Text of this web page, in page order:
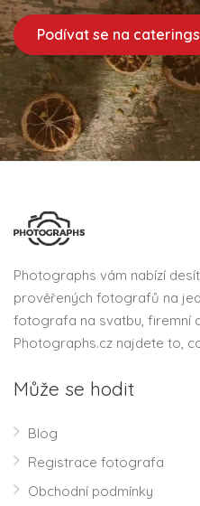
Podívat se na
Photographs vám nabízí
prověřených fotografů na
fotografa na svatbu, firemní
Photographs.cz najdete to,
Může se hodit
Blog
Registrace fotografa
Obchodní podmínky